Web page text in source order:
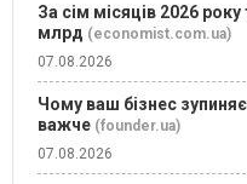
За сім місяців 2026
млрд (economist.com.ua)
07.08.2026
Чому ваш бізнес
важче (founder.ua)
07.08.2026